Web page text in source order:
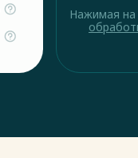
Нажимая на